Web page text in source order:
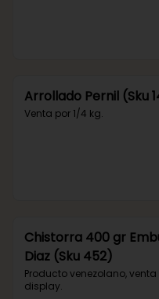
Arrollado Pernil (Sku
Venta por 1/4 kg.
Chistorra 400 gr
Diaz (Sku 452)
Producto venezolano, venta
display.